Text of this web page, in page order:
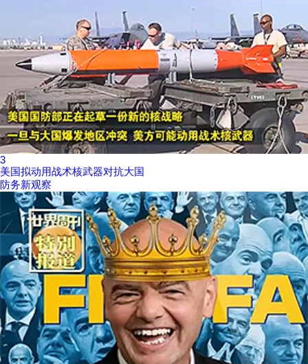
3
美国拟动用战术核武器对抗大国
防务新观察